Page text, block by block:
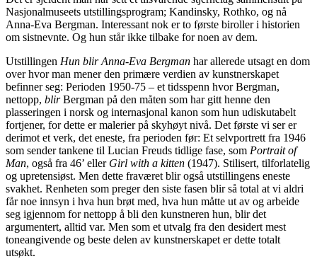
Nasjonalmuseets utstillingsprogram; Kandinsky, Rothko, og nå
Anna-Eva Bergman. Interessant nok er to første biroller i historien
om sistnevnte. Og hun står ikke tilbake for noen av dem.
Utstillingen Hun blir Anna-Eva Bergman har allerede utsagt en dom
over hvor man mener den primære verdien av kunstnerskapet
befinner seg: Perioden 1950-75 – et tidsspenn hvor Bergman,
nettopp, blirBergman på den måten som har gitt henne den
plasseringen i norsk og internasjonal kanon som hun udiskutabelt
fortjener, for dette er malerier på skyhøyt nivå. Det første vi ser er
derimot et verk, det eneste, fra perioden før: Et selvportrett fra 1946
som sender tankene til Lucian Freuds tidlige fase, som Portrait of
Man, også fra 46’ eller Girl with a kitten (1947). Stilisert, tilforlatelig
og upretensiøst. Men dette fraværet blir også utstillingens eneste
svakhet. Renheten som preger den siste fasen blir så total at vi aldri
får noe innsyn i hva hun brøt med, hva hun måtte ut av og arbeide
seg igjennom for nettopp å bli den kunstneren hun, blir det
argumentert, alltid var. Men som et utvalg fra den desidert mest
toneangivende og beste delen av kunstnerskapet er dette totalt
utsøkt.